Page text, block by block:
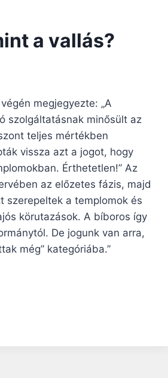
a vallás?
megjegyezte: „A
szolgáltatásnak minősült az
teljes mértékben
vissza azt a jogot, hogy
Érthetetlen!” Az
az előzetes fázis, majd
szerepeltek a templomok és
körutazások. A bíboros így
De jogunk van arra,
még” kategóriába.”